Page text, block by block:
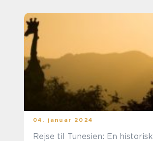
04. januar 2024
Rejse til Tunesien: En historisk